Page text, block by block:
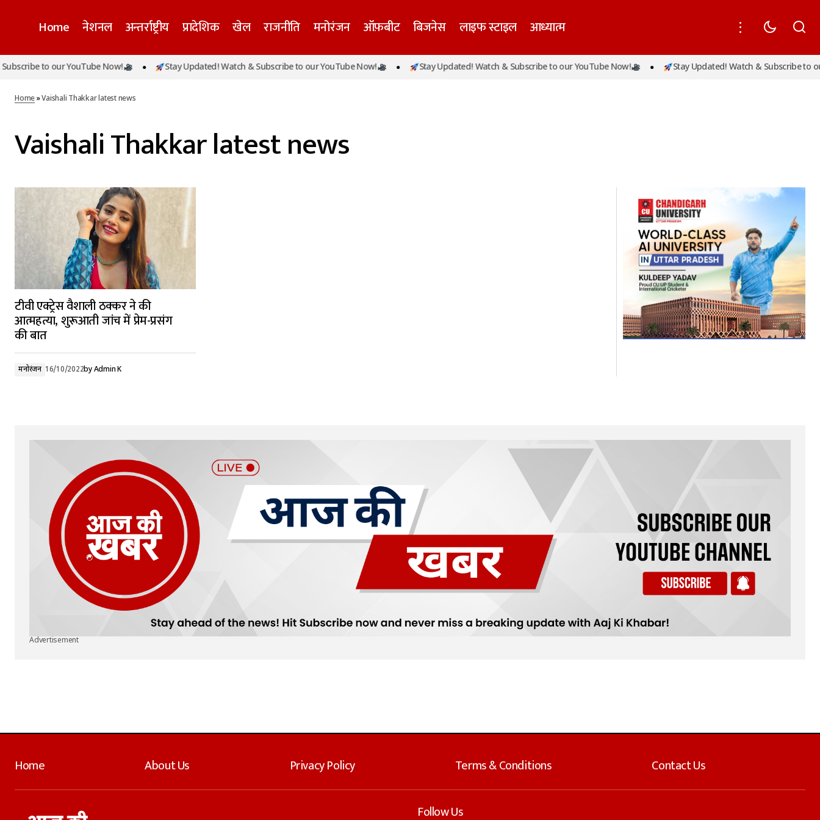
Home नेशनल अन्तर्राष्ट्रीय प्रादेशिक खेल राजनीति मनोरंजन ऑफ़बीट बिजनेस लाइफ स्टाइल आध्यात्म
to our YouTube Now! Stay Updated! Watch & Subscribe to our YouTube Now! Stay Updated! Watch & Subscribe to our YouTube Now! Stay Updated! Watch & Subscribe to our
Home»Vaishali Thakkar latest news
Vaishali Thakkar latest news
टीवी एक्ट्रेस वैशाली ठक्कर ने की
आत्महत्या, शुरूआती जांच में प्रेम-प्रसंग
की बात
मनोरंजन 16/10/2022byAdmin K
Advertisement
Home About Us Privacy Policy Terms & Conditions Contact Us
Follow Us